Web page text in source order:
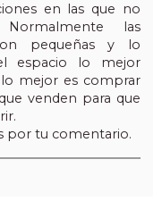
en las que no
las
pequeñas y lo
espacio lo mejor
mejor es comprar
venden para que
por tu comentario.